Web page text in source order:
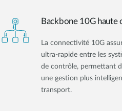
Backbone 10G haute
La connectivité 10G
ultra-rapide entre les
de contrôle, permettant
une gestion plus
transport.